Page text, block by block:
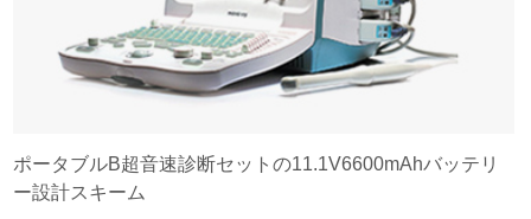
ポータブルB超音速診断セットの11.1V6600mAhバッテリ
ー設計スキーム